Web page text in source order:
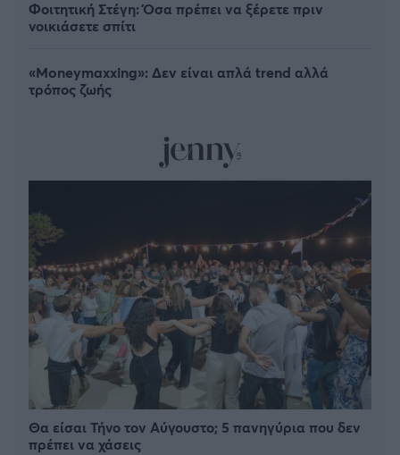
Φοιτητική Στέγη: Όσα πρέπει να ξέρετε πριν
νοικιάσετε σπίτι
«Moneymaxxing»: Δεν είναι απλά trend αλλά
τρόπος ζωής
Θα είσαι Τήνο τον Αύγουστο; 5 πανηγύρια που δεν
πρέπει να χάσεις